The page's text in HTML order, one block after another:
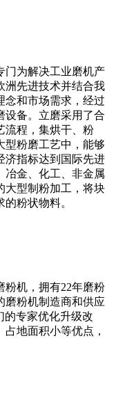
门为解决工业磨机产
洲先进技术并结合我
念和市场需求，经过
设备。立磨采用了合
流程，集烘干、粉
型粉磨工艺中，能够
济指标达到国际先进
冶金、化工、非金属
大型制粉加工，将块
粉状物料。
粉机，拥有22年磨粉
磨粉机制造商和供应
的专家优化升级改
地面积小等优点，